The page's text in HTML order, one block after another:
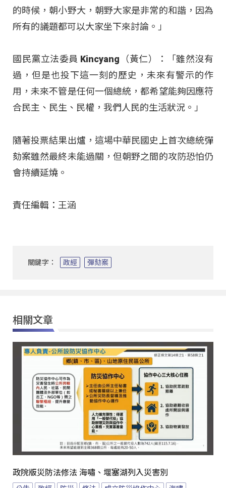
的時候，朝小野大，朝野大家是非常的和諧，因為
所有的議題都可以大家坐下來討論。」
國民黨立法委員 Kincyang（黃仁）：「雖然沒有
過，但是也投下這一刻的歷史，未來有警示的作
用，未來不管是任何一個總統，都希望能夠因應符
合民主、民生、民權，我們人民的生活狀況。」
隨著投票結果出爐，這場中華民國史上首次總統彈
劾案雖然最終未能過關，但朝野之間的攻防恐怕仍
會持續延燒。
責任編輯：王涵
關鍵字： 政經 彈劾案
相關文章
政院版災防法修法 海嘯、堰塞湖列入災害別